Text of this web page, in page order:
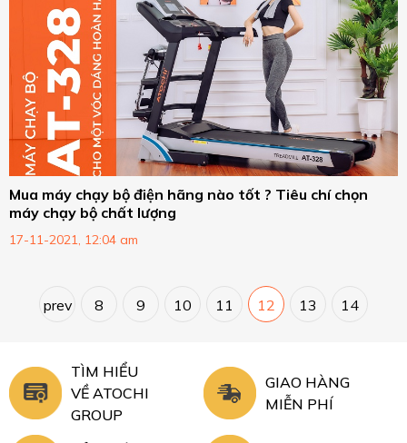
Mua máy chạy bộ điện hãng nào tốt ? Tiêu chí chọn
máy chạy bộ chất lượng
17-11-2021, 12:04 am
prev 8 9 10 11 12 13 14
TÌM HIỂU
VỀ ATOCHI
GROUP
GIAO HÀNG
MIỄN PHÍ